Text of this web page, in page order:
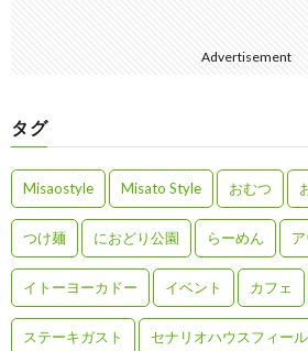
Advertisement
タグ
Misaostyle Misato Style おむつ
つけ麺 におどり公園 らーめん
イトーヨーカドー イベント カフェ
ステーキガスト セナリオハウスフィー